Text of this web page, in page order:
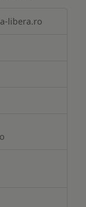
libera.ro